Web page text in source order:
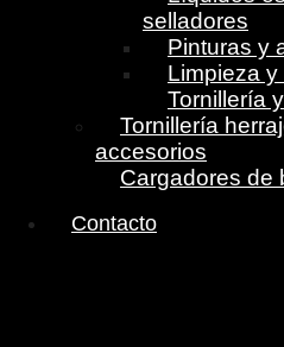
selladores
Pinturas y
Limpieza
Tornillería
Tornillería
accesorios
Cargadores de
Contacto